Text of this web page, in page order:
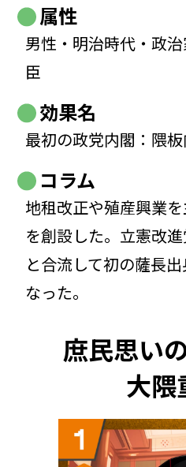
属性
男性・明治時代・政
臣
効果名
最初の政党内閣：隈
コラム
地租改正や殖産興業
を創設した。立憲改
と合流して初の薩長
なった。
庶民思い
大隈